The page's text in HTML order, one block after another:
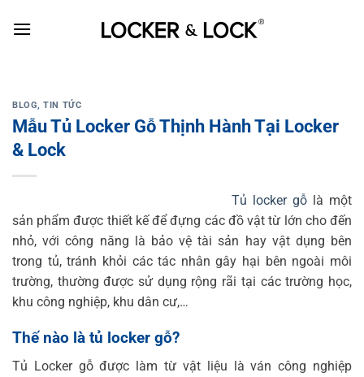
BLOG,TIN TỨC
Mẫu Tủ Locker Gỗ Thịnh Hành Tại Locker
& Lock
Tủ locker gỗ là một
sản phẩm được thiết kế để đựng các đồ vật từ lớn cho đến
nhỏ, với công năng là bảo vệ tài sản hay vật dụng bên
trong tủ, tránh khỏi các tác nhân gây hại bên ngoài môi
trường, thường được sử dụng rộng rãi tại các trường học,
khu công nghiệp, khu dân cư,…
Thế nào là tủ locker gỗ?
Tủ Locker gỗ được làm từ vật liệu là ván công nghiệp